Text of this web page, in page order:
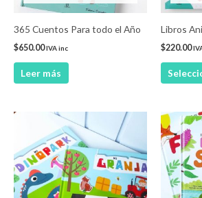
365 Cuentos Para todo el Año
$650.00IVA inc
Leer más
Libros
$220.00
Este
producto
tiene
múltiples
variantes.